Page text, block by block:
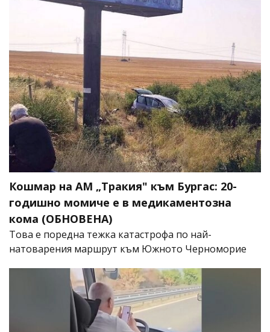
Кошмар на АМ „Тракия" към Бургас: 20-
годишно момиче е в медикаментозна
кома (ОБНОВЕНА)
Това е поредна тежка катастрофа по най-
натоварения маршрут към Южното Черноморие